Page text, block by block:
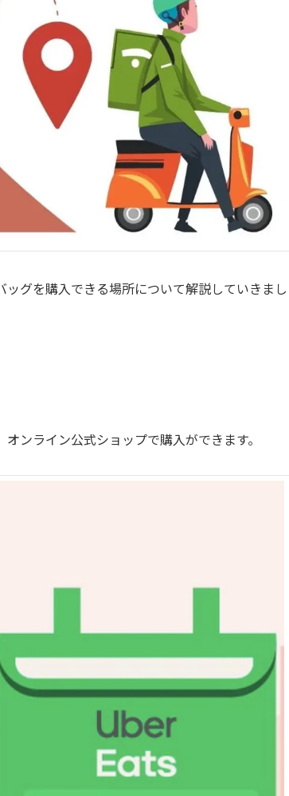
グを購入できる場所について解説していきまし
ンライン公式ショップで購入ができます。